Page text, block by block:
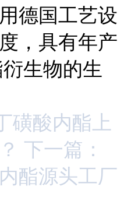
德国工艺设
，具有年产
生物的生
磺酸内酯上
下一篇：
酯源头工厂